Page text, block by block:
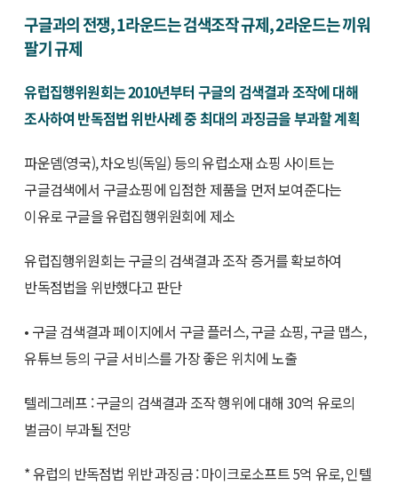
구글과의 전쟁, 1라운드는 검색조작 규제, 2라운드는 끼워
팔기 규제
유럽집행위원회는 2010년부터 구글의 검색결과 조작에 대해
조사하여 반독점법 위반사례 중 최대의 과징금을 부과할 계획
파운뎀(영국), 차오빙(독일) 등의 유럽소재 쇼핑 사이트는
구글검색에서 구글쇼핑에 입점한 제품을 먼저 보여준다는
이유로 구글을 유럽집행위원회에 제소
유럽집행위원회는 구글의 검색결과 조작 증거를 확보하여
반독점법을 위반했다고 판단
• 구글 검색결과 페이지에서 구글 플러스, 구글 쇼핑, 구글 맵스,
유튜브 등의 구글 서비스를 가장 좋은 위치에 노출
텔레그레프 : 구글의 검색결과 조작 행위에 대해 30억 유로의
벌금이 부과될 전망
* 유럽의 반독점법 위반 과징금 : 마이크로소프트 5억 유로, 인텔